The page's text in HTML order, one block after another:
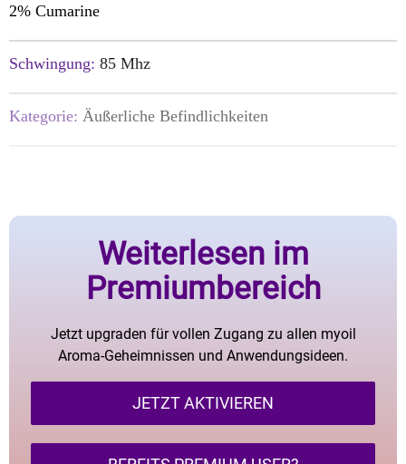
2% Cumarine
Schwingung: 85 Mhz
Kategorie: Äußerliche Befindlichkeiten
Weiterlesen im
Premiumbereich
Jetzt upgraden für vollen Zugang zu allen myoil
Aroma-Geheimnissen und Anwendungsideen.
JETZT AKTIVIEREN